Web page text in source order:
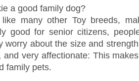
a good family dog?
like many other Toy breeds,
good for senior citizens,
worry about the size and
and very affectionate: This
family pets.